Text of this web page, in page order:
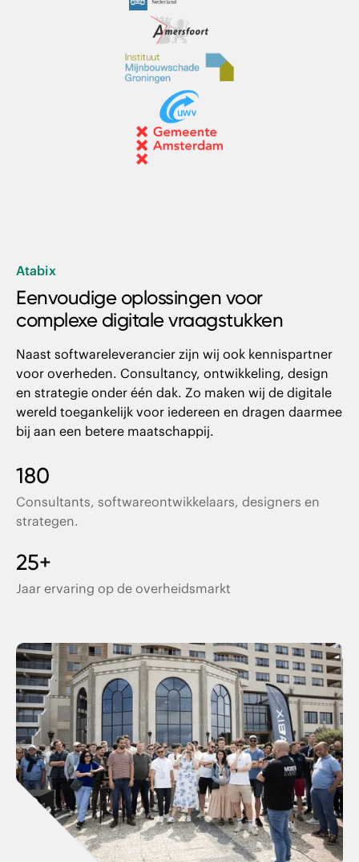
Atabix
Eenvoudige oplossingen voor
complexe digitale vraagstukken
Naast softwareleverancier zijn wij ook kennispartner
voor overheden. Consultancy, ontwikkeling, design
en strategie onder één dak. Zo maken wij de digitale
wereld toegankelijk voor iedereen en dragen daarmee
bij aan een betere maatschappij.
180
Consultants, softwareontwikkelaars, designers en
strategen.
25+
Jaar ervaring op de overheidsmarkt